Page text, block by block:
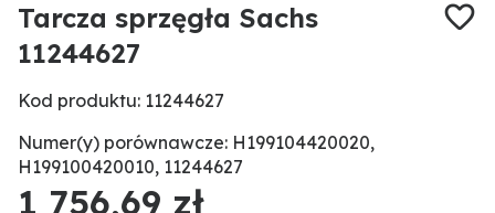
Tarcza sprzęgła Sachs
11244627
Kod produktu: 11244627
Numer(y) porównawcze: H199104420020,
H199100420010, 11244627
1 756,69 zł